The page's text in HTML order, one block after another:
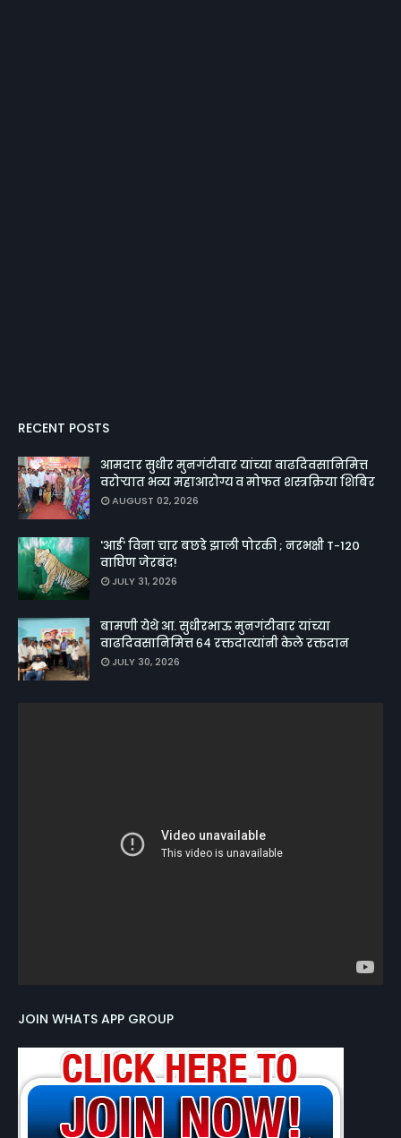
RECENT POSTS
आमदार सुधीर मुनगंटीवार यांच्या वाढदिवसानिमित्त
वरोऱ्यात भव्य महाआरोग्य व मोफत शस्त्रक्रिया शिबिर
AUGUST 02, 2026
'आई' विना चार बछडे झाली पोरकी ; नरभक्षी T-120
वाघिण जेरबंद!
JULY 31, 2026
बामणी येथे आ. सुधीरभाऊ मुनगंटीवार यांच्या
वाढदिवसानिमित्त ६४ रक्तदात्यांनी केले रक्तदान
JULY 30, 2026
JOIN WHATS APP GROUP